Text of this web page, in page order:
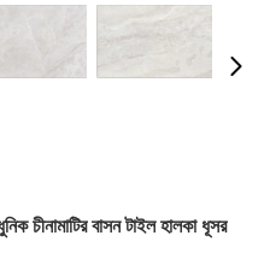
বাসন টাইল হালকা ধূসর